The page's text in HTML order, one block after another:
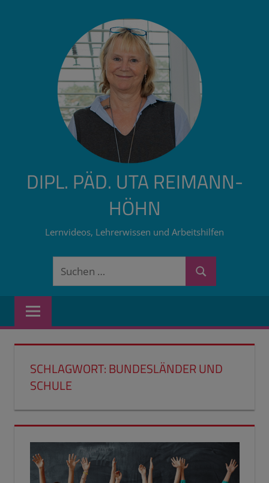
DIPL. PÄD. UTA REIMANN-
HÖHN
Lernvideos, Lehrerwissen und Arbeitshilfen
Suchen
Suchen
SCHLAGWORT:BUNDESLÄNDER UND
SCHULE